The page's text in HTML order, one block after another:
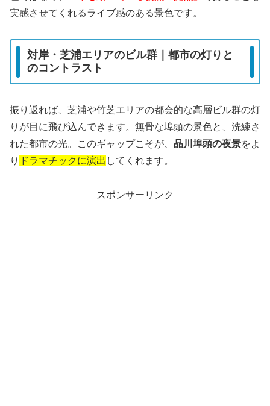
実感させてくれるライブ感のある景色です。
対岸・芝浦エリアのビル群｜都市の灯りと
のコントラスト
振り返れば、芝浦や竹芝エリアの都会的な高層ビル群の灯
りが目に飛び込んできます。無骨な埠頭の景色と、洗練さ
れた都市の光。このギャップこそが、 品川埠頭の夜景をよ
り ドラマチックに演出 してくれます。
スポンサーリンク